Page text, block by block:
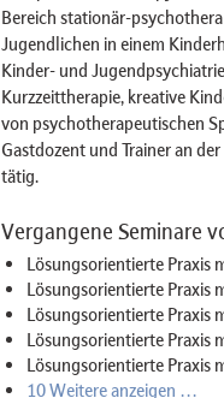
Bereich stationär-
Jugendlichen in einem
Kinder- und
Kurzzeittherapie, kreative
von psychotherapeutischen
Gastdozent und Trainer an
tätig.
Vergangene Seminare
Lösungsorientierte Praxis
Lösungsorientierte Praxis
Lösungsorientierte Praxis
Lösungsorientierte Praxis
Lösungsorientierte Praxis
10 Weitere anzeigen …